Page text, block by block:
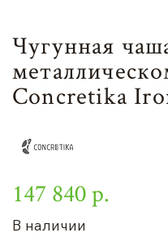
Чугунная
Concretika
147 840 р.
В наличии